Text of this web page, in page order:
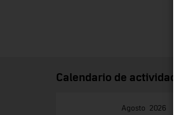
Calendario de actividades
Agosto 2026